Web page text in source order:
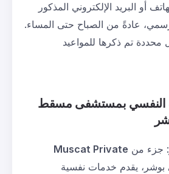
أو البريد الإلكتروني المذكور
عادةً من الصباح حتى المساء.
محددة تم ذكرها للمواعيد
بمستشفى مسقط
: جزء من Muscat Private
يقدم خدمات نفسية